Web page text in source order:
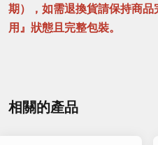
期），如需退換貨請保持商
用』狀態且完整包裝。
相關的產品